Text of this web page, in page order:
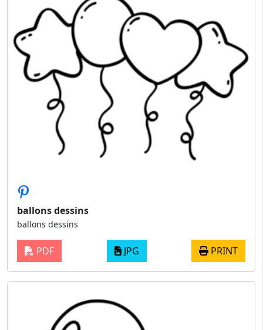
ballons dessins
ballons dessins
PDF JPG PRINT